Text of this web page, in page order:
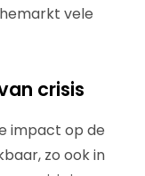
vele
crisis
impact op de
zo ook in